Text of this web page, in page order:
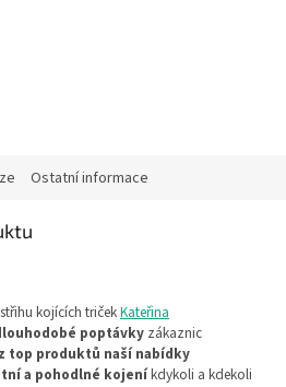
Ostatní informace
kojících tričekKateřina
poptávky zákaznic
top produktů naší nabídky
a pohodlné kojeníkdykoli a kdekoli